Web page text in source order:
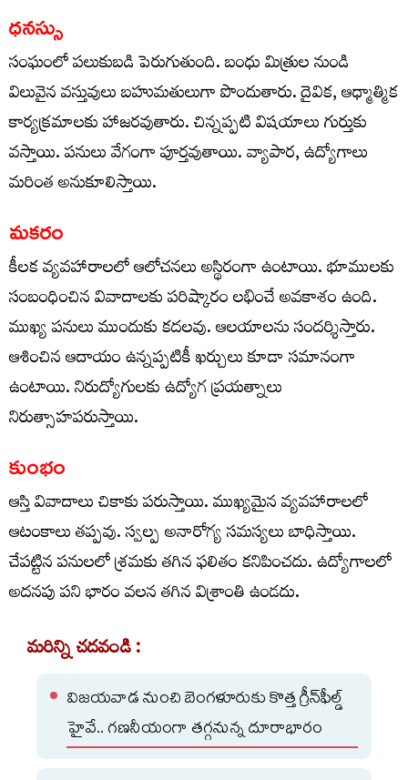
ధనస్సు
సంఘంలో పలుకుబడి పెరుగుతుంది. బంధు మిత్రుల నుండి
విలువైన వస్తువులు బహుమతులుగా పొందుతారు. దైవిక, ఆధ్మాత్మిక
కార్యక్రమాలకు హాజరవుతారు. చిన్నప్పటి విషయాలు గుర్తుకు
వస్తాయి. పనులు వేగంగా పూర్తవుతాయి. వ్యాపార, ఉద్యోగాలు
మరింత అనుకూలిస్తాయి.
మకరం
కీలక వ్యవహారాలలో ఆలోచనలు అస్థిరంగా ఉంటాయి. భూములకు
సంబంధించిన వివాదాలకు పరిష్కారం లభించే అవకాశం ఉంది.
ముఖ్య పనులు ముందుకు కదలవు. ఆలయాలను సందర్శిస్తారు.
ఆశించిన ఆదాయం ఉన్నప్పటికీ ఖర్చులు కూడా సమానంగా
ఉంటాయి. నిరుద్యోగులకు ఉద్యోగ ప్రయత్నాలు
నిరుత్సాహపరుస్తాయి.
కుంభం
ఆస్తి వివాదాలు చికాకు పరుస్తాయి. ముఖ్యమైన వ్యవహారాలలో
ఆటంకాలు తప్పవు. స్వల్ప అనారోగ్య సమస్యలు బాధిస్తాయి.
చేపట్టిన పనులలో శ్రమకు తగిన ఫలితం కనిపించదు. ఉద్యోగాలలో
అదనపు పని భారం వలన తగిన విశ్రాంతి ఉండదు.
మరిన్ని చదవండి :
విజయవాడ నుంచి బెంగళూరుకు కొత్త గ్రీన్‌ఫీల్డ్‌
హైవే.. గణనీయంగా తగ్గనున్న దూరాభారం